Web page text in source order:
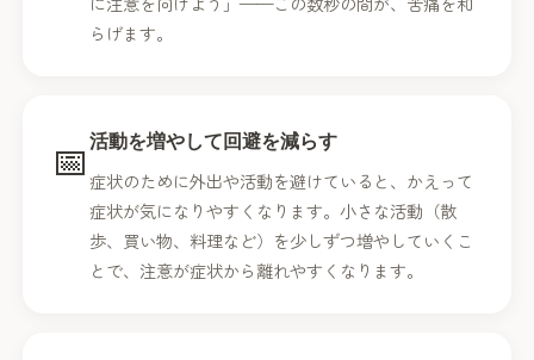
らげます。
📅活動を増やして回避を減らす
症状のために外出や活動を避けていると、かえって
症状が気になりやすくなります。小さな活動（散
歩、買い物、料理など）を少しずつ増やしていくこ
とで、注意が症状から離れやすくなります。